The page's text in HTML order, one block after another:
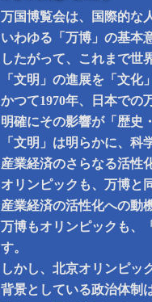
万国博覧会は、国際的な
いわゆる「万博」の基本
したがって、これまで世
「文明」の進展を「文
かつて1970年、日本での
明確にその影響が「歴史
「文明」は明らかに、
産業経済のさらなる活性
オリンピックも、万博と
産業経済の活性化への動
万博もオリンピックも、
す。
しかし、北京オリンピッ
背景としている政治体制